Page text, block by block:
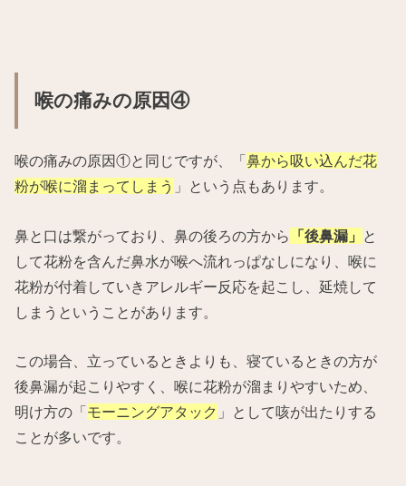
喉の痛みの原因④
喉の痛みの原因①と同じですが、「鼻から吸い込んだ花
粉が喉に溜まってしまう 」という点もあります。
鼻と口は繋がっており、鼻の後ろの方から 「後鼻漏」 と
して花粉を含んだ鼻水が喉へ流れっぱなしになり、喉に
花粉が付着していきアレルギー反応を起こし、延焼して
しまうということがあります。
この場合、立っているときよりも、寝ているときの方が
後鼻漏が起こりやすく、喉に花粉が溜まりやすいため、
明け方の「モーニングアタック 」として咳が出たりする
ことが多いです。